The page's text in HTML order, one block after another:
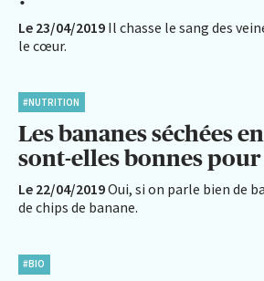
Le 23/04/2019 Il chasse le sang des
le cœur.
#NUTRITION
Les bananes séchées
sont-elles bonnes pour
Le 22/04/2019Oui, si on parle bien de
de chips de banane.
#BIO